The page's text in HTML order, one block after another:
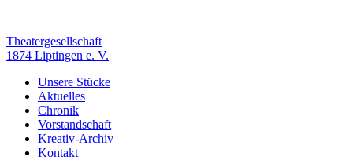
springen
Theatergesellschaft
1874 Liptingen e. V.
Unsere Stücke
Aktuelles
Chronik
Vorstandschaft
Kreativ-Archiv
Kontakt